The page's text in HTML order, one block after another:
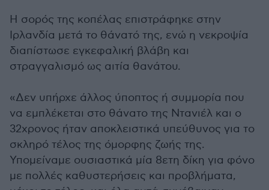
Η σορός της κοπέλας επιστράφηκε στην
Ιρλανδία μετά το θάνατό της, ενώ η νεκροψία
διαπίστωσε εγκεφαλική βλάβη και
στραγγαλισμό ως αιτία θανάτου.
«Δεν υπήρχε άλλος ύποπτος ή συμμορία που
να εμπλέκεται στο θάνατο της Ντανιέλ και ο
32χρονος ήταν αποκλειστικά υπεύθυνος για το
σκληρό τέλος της όμορφης ζωής της.
Υπομείναμε ουσιαστικά μία 8ετη δίκη για φόνο
με πολλές καθυστερήσεις και προβλήματα,